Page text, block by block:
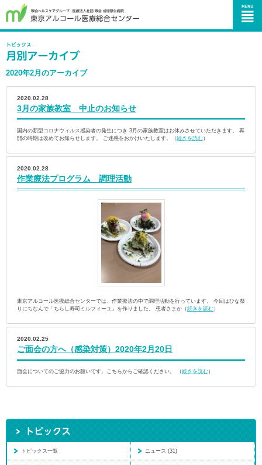
2020年2月のアーカイブ
2020.02.28
3月の家族教室 中止のお知らせ
国内の新型コロナウィルス感染者の発生につき 3月の家族教室はお休みさせていただきます。 再
開の時期は改めてお知らせします。 ご迷惑をおかけいたします。（続きを読む）
2020.02.28
作業療法プログラム 調理活動
東京アルコール医療総合センターでは、作業療法の中で調理活動を行っています。 今回はひな祭
りにちなんで「ちらし寿司ミルフィーユ」を作りました。 患者さまか（続きを読む）
2020.02.25
ご面会の方へ（感染対策）2020年2月20日
面会についてのご協力のお願いです。こちらからご確認ください。 （続きを読む）
トピックス一覧 ニュース (31)